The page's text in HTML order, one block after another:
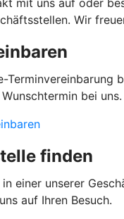
Wir
Terminvereinbarung
bei uns.
finden
in einer unserer
auf Ihren Besuch.